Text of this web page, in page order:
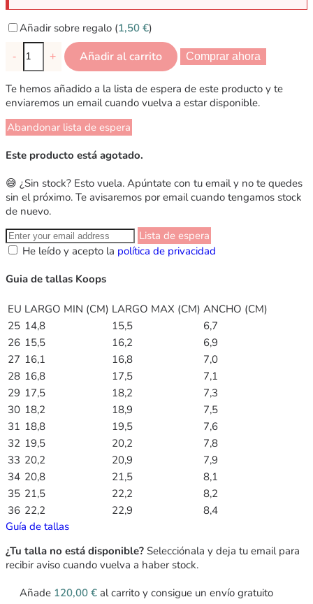
Añadir sobre regalo (1,50 €)
- + Añadir al carrito Comprar ahora
Te hemos añadido a la lista de espera de este producto y te
enviaremos un email cuando vuelva a estar disponible.
Abandonar lista de espera
Este producto está agotado.
😅 ¿Sin stock? Esto vuela. Apúntate con tu email y no te quedes
sin el próximo. Te avisaremos por email cuando tengamos stock
de nuevo.
Lista de espera
He leído y acepto la política de privacidad
Guia de tallas Koops
EU LARGO MIN (CM) LARGO MAX (CM) ANCHO (CM)
25 14,8 15,5
6,7
26 15,5 16,2
6,9
27 16,1 16,8
7,0
28 16,8 17,5
7,1
29 17,5 18,2
7,3
30 18,2 18,9
7,5
31 18,8 19,5
7,6
32 19,5 20,2
7,8
33 20,2 20,9
7,9
34 20,8 21,5
8,1
35 21,5 22,2
8,2
36 22,2 22,9
8,4
Guía de tallas
¿Tu talla no está disponible? Selecciónala y deja tu email para
recibir aviso cuando vuelva a haber stock.
Añade 120,00 € al carrito y consigue un envío gratuito